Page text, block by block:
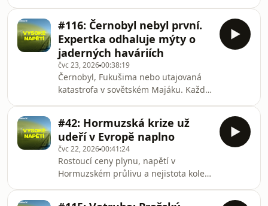
procesu.Starostka popisuje konkrétní
přínosy p
energetice, která ukázala, jak snadno
se může soustava dostat na hranici
svých možností. Vysvětlují, proč
kombinace chybné predikce spotřeby,
slabší výroby z větru a výpadku
jednoho zdroje vedla k rozsáhlým
regulačním zásahům, a ukazují, jakou
roli sehrála pomoc z okolních států i
omezování průmys
#116: Černobyl nebyl první.
Expertka odhaluje mýty o
jaderných haváriích
čvc 23, 202600:38:19
Černobyl, Fukušima nebo utajovaná
katastrofa v sovětském Majáku. Každá
ponaučení. Ve Vysokém napětí
odbornice z Fakulty jaderné a
fyzikálně inženýrské ČVUT Lenka
Frýbortová vysvětluje, co se při
největších jaderných katastrofách
skutečně stalo, proč k nim došlo a
které představy o jádru jsou ve
#42: Hormuzská krize už
udeří v Evropě naplno
čvc 22, 202600:41:24
Rostoucí ceny plynu, napětí v
Hormuzském průlivu a nejistota kolem